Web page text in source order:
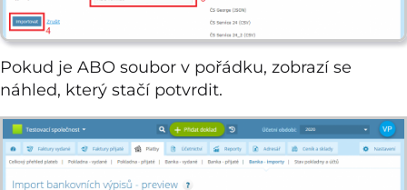
Pokud je ABO soubor v pořádku, zobrazí se
náhled, který stačí potvrdit.